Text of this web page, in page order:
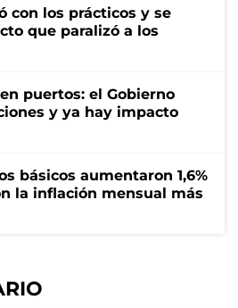
con los prácticos y se
que paralizó a los
puertos: el Gobierno
y ya hay impacto
básicos aumentaron 1,6%
la inflación mensual más